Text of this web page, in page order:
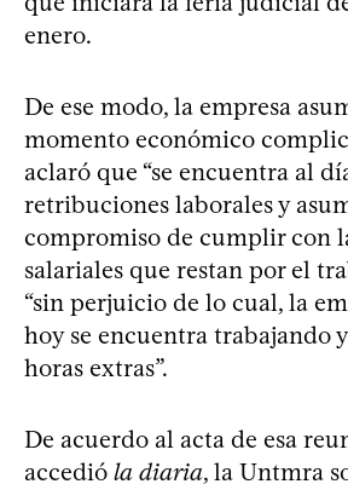
enero.
De ese modo, la empresa
momento económico
aclaró que “se encuentra al
retribuciones laborales y
compromiso de cumplir con
salariales que restan por el
“sin perjuicio de lo cual, la
hoy se encuentra trabajando
horas extras”.
De acuerdo al acta de esa
accedió la diaria, la Untmra